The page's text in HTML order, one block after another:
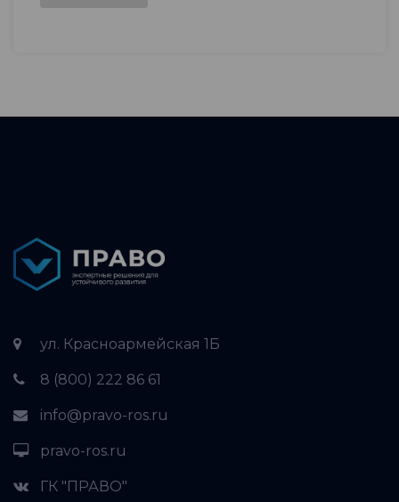
ул. Красноармейская 1Б
8 (800) 222 86 61
info@pravo-ros.ru
pravo-ros.ru
ГК "ПРАВО"